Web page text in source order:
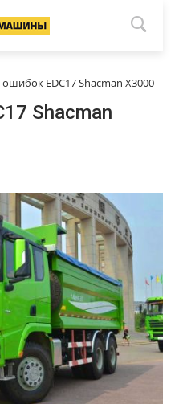
EDC17 Shacman X3000
Shacman